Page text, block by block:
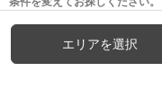
エリアを選択